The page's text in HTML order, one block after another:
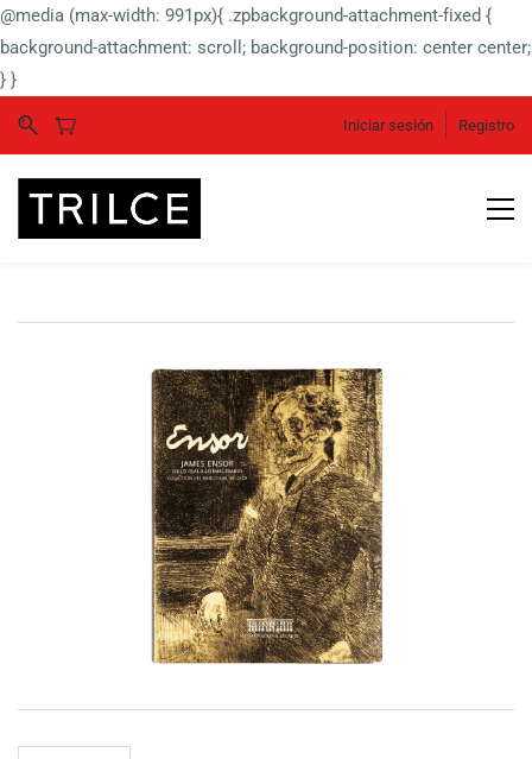
@media (max-width: 991px){ .zpbackground-attachment-fixed {
background-attachment: scroll; background-position: center center;
} }
Iniciar sesión Registro